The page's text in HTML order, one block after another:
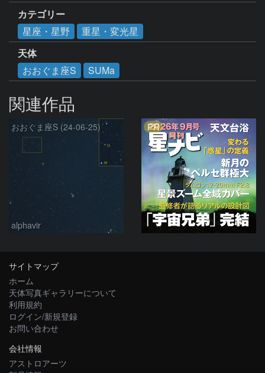
カテゴリー
星座・星野
重星・変光星
天体
おおぐま座S
SUMa
関連作品
おおぐま座S (24-06-25)
alphavir
PR
サイトマップ
ホーム
天体写真ギャラリーについて
利用規約
ログイン/新規登録
お問い合わせ
会社情報
アストロアーツ